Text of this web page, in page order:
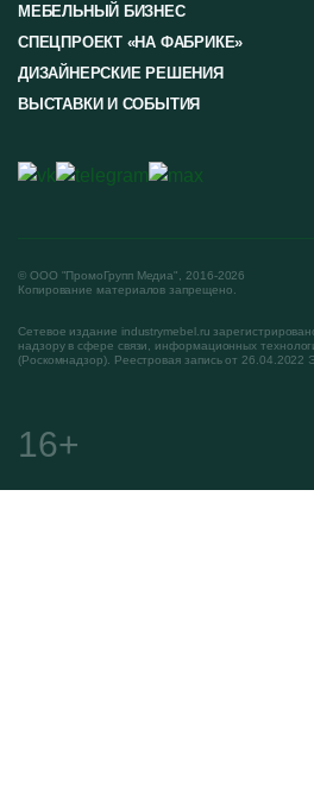
© ООО "ПромоГрупп Медиа", 2016-2026
Копирование материалов запрещено.
МЕБЕЛЬНЫЙ БИЗНЕС
СПЕЦПРОЕКТ «НА ФАБРИКЕ»
ДИЗАЙНЕРСКИЕ РЕШЕНИЯ
ВЫСТАВКИ И СОБЫТИЯ
Сетевое издание industrymebel.ru
надзору в сфере связи, информационных
(Роскомнадзор). Реестровая запись от
16+